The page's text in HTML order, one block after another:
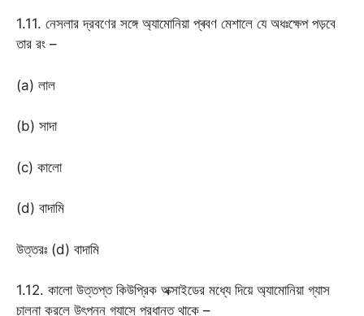
1.11. নেসলার দ্রবণের সঙ্গে অ্যামোনিয়া প্ৰবণ মেশালে যে অধঃক্ষেপ পড়বে
তার রং –
(a) লাল
(b) সাদা
(c) কালো
(d) বাদামি
উত্তরঃ (d) বাদামি
1.12. কালো উত্তপ্ত কিউপ্রিক অক্সাইডের মধ্যে দিয়ে অ্যামোনিয়া গ্যাস
চালনা করলে উৎপন্ন গ্যাসে প্রধানত থাকে –